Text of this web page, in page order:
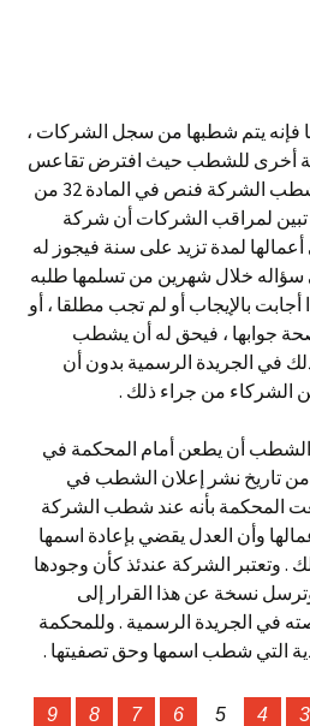
فإنه يتم شطبها من سجل الشركات ،
أخرى للشطب حيث افترض تقاعس
الشركة فنص في المادة 32 من
تبين لمراقب الشركات أن شركة
لمدة تزيد على سنة فيجوز له
سؤاله خلال شهرين من تسلمها طلبه
بالإيجاب أو لم تجب مطلقا ، أو
جوابها ، فيحق له أن يشطب
في الجريدة الرسمية بدون أن
الشركاء من جراء ذلك .
أن يطعن أمام المحكمة في
تاريخ نشر إعلان الشطب في
المحكمة بأنه عند شطب الشركة
وأن العدل يقضي بإعادة اسمها
. وتعتبر الشركة عندئذ كأن وجودها
نسخة عن هذا القرار إلى
في الجريدة الرسمية . وللمحكمة
التي شطب اسمها وحق تصفيتها .
3
4
5
6
7
8
9